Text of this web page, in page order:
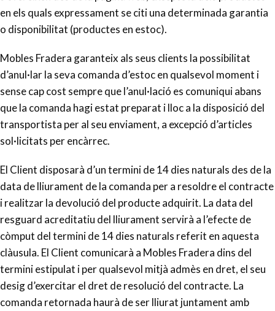
en els quals expressament se citi una determinada garantia
o disponibilitat (productes en estoc).
Mobles Fradera garanteix als seus clients la possibilitat
d’anul·lar la seva comanda d’estoc en qualsevol moment i
sense cap cost sempre que l’anul·lació es comuniqui abans
que la comanda hagi estat preparat i lloc a la disposició del
transportista per al seu enviament, a excepció d’articles
sol·licitats per encàrrec.
El Client disposarà d’un termini de 14 dies naturals des de la
data de lliurament de la comanda per a resoldre el contracte
i realitzar la devolució del producte adquirit. La data del
resguard acreditatiu del lliurament servirà a l’efecte de
còmput del termini de 14 dies naturals referit en aquesta
clàusula. El Client comunicarà a Mobles Fradera dins del
termini estipulat i per qualsevol mitjà admès en dret, el seu
desig d’exercitar el dret de resolució del contracte. La
comanda retornada haurà de ser lliurat juntament amb